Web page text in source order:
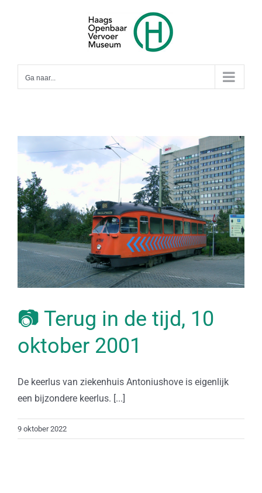
Ga naar...
📷 Terug in de tijd, 10
oktober 2001
De keerlus van ziekenhuis Antoniushove is eigenlijk
een bijzondere keerlus. [...]
9 oktober 2022